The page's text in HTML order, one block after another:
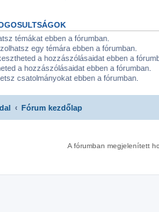
témákat ebben a fórumban.
egy témára ebben a fórumban.
a hozzászólásaidat ebben a
a hozzászólásaidat ebben a fórumban.
csatolmányokat ebben a fórumban.
Fórum kezdőlap
A fórumban megjelenített